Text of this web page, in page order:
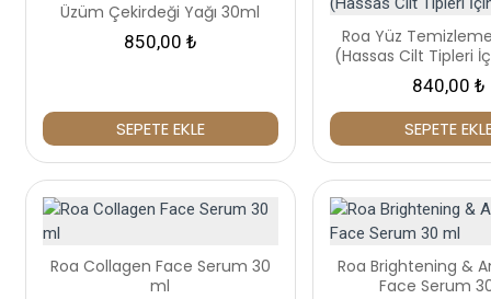
Üzüm Çekirdeği Yağı 30ml
850,00 ₺
SEPETE EKLE
Roa Yüz
(Hassas Cilt Tipleri
840,00 ₺
SEPETE
Roa Collagen Face Serum 30
ml
Roa Brightening &
Face Serum